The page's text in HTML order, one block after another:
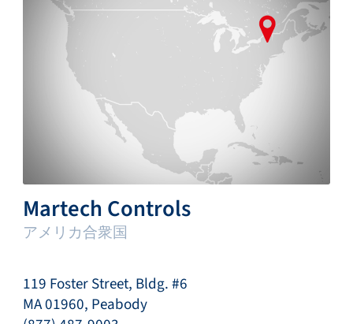
Martech Controls
アメリカ合衆国
119 Foster Street, Bldg. #6
MA 01960, Peabody